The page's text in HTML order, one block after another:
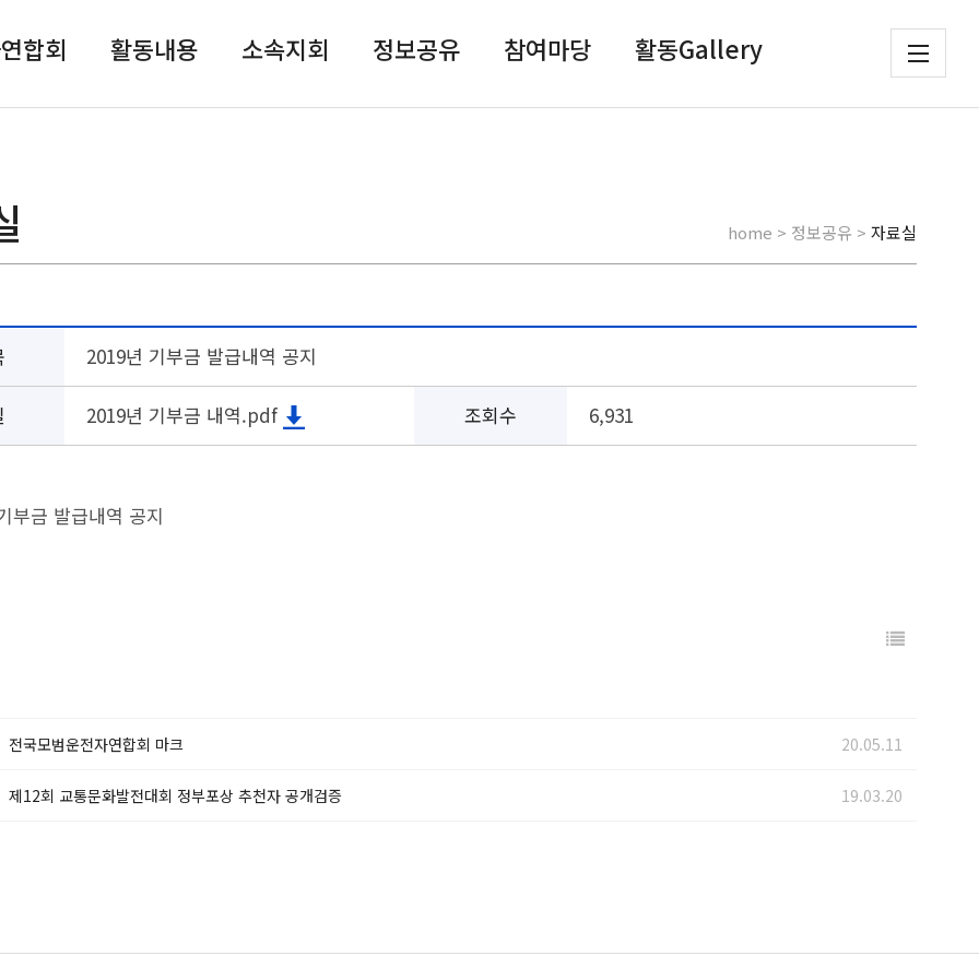
합회 활동내용 소속지회 정보공유 참여마당 활동Gallery
home > 정보공유 > 자료실
2019년 기부금 발급내역 공지
2019년 기부금 내역.pdf 조회수 6,931
부금 발급내역 공지
전국모범운전자연합회 마크 20.05.11
제12회 교통문화발전대회 정부포상 추천자 공개검증 19.03.20